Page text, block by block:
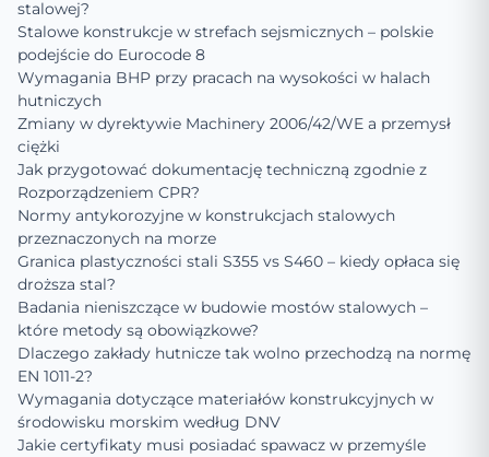
stalowej?
Stalowe konstrukcje w strefach sejsmicznych – polskie
podejście do Eurocode 8
Wymagania BHP przy pracach na wysokości w halach
hutniczych
Zmiany w dyrektywie Machinery 2006/42/WE a przemysł
ciężki
Jak przygotować dokumentację techniczną zgodnie z
Rozporządzeniem CPR?
Normy antykorozyjne w konstrukcjach stalowych
przeznaczonych na morze
Granica plastyczności stali S355 vs S460 – kiedy opłaca się
droższa stal?
Badania nieniszczące w budowie mostów stalowych –
które metody są obowiązkowe?
Dlaczego zakłady hutnicze tak wolno przechodzą na normę
EN 1011-2?
Wymagania dotyczące materiałów konstrukcyjnych w
środowisku morskim według DNV
Jakie certyfikaty musi posiadać spawacz w przemyśle